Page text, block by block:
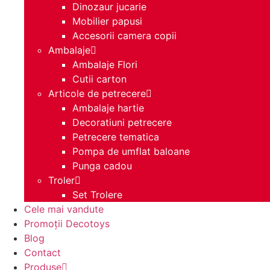
Dinozaur jucarie
Mobilier papusi
Accesorii camera copii
Ambalaje
Ambalaje Flori
Cutii carton
Articole de petrecere
Ambalaje hartie
Decoratiuni petrecere
Petrecere tematica
Pompa de umflat baloane
Punga cadou
Troler
Set Trolere
Cele mai vandute
Promoții Decotoys
Blog
Contact
Produse